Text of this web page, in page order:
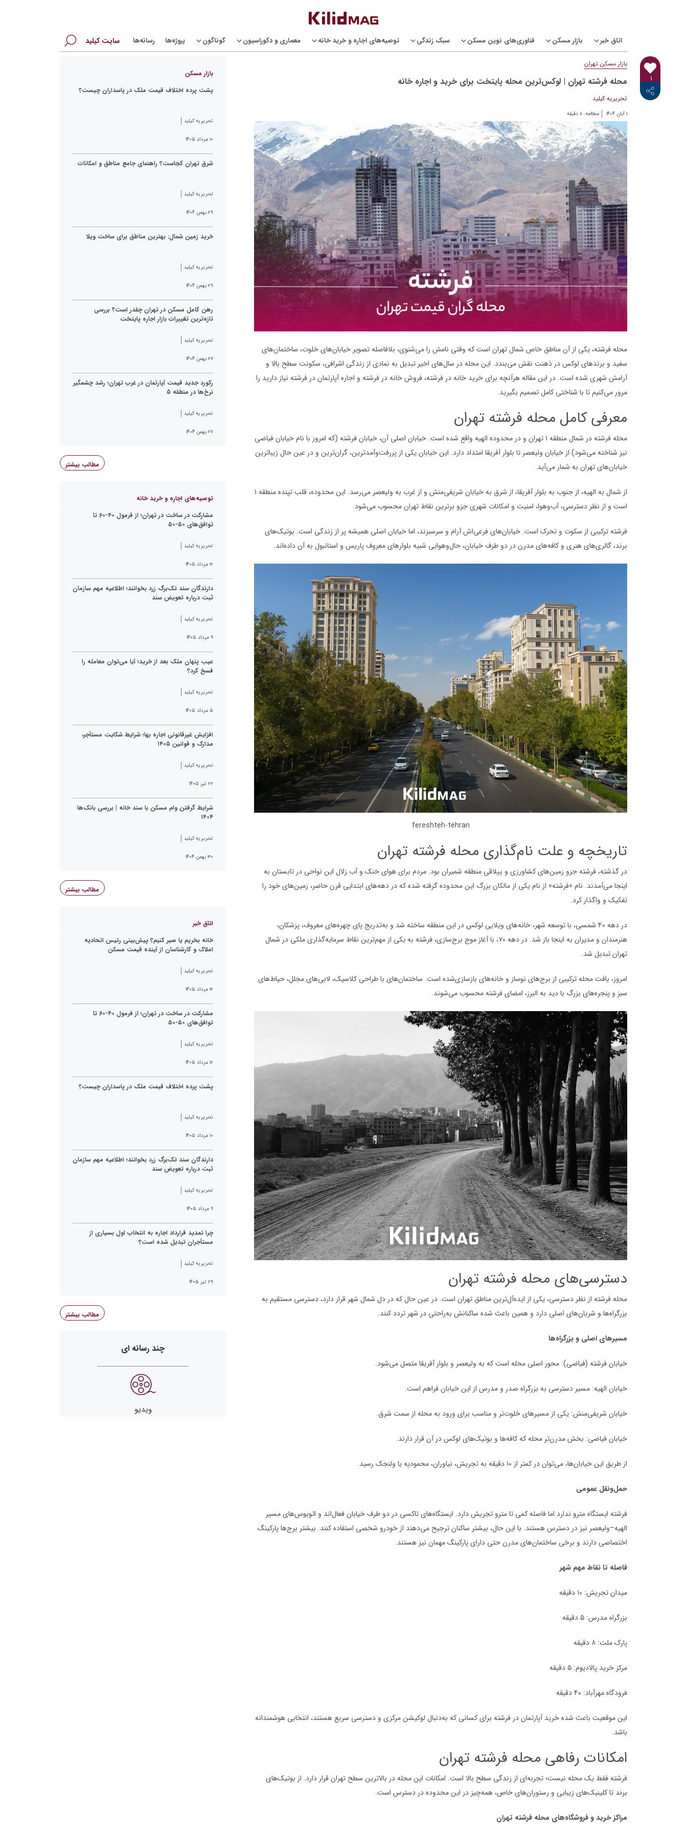
برای:
اتاق خبر بازار مسکن فناوری‌های نوین مسکن سبک زندگی توصیه‌های اجاره و خرید خانه معماری و دکوراسیون گوناگون پروژه‌ها رسانه‌ها سایت کیلید
۱
<i class="icon-twitter"></i>
<i class="icon-telegram-plane"></i>
<i class="icon-linkedin"></i>
بازار مسکن تهران
محله فرشته تهران | لوکس‌ترین محله پایتخت برای خرید و اجاره خانه
تحریریه کیلید
۱ آبان ۱۴۰۴ مطالعه: ۸ دقیقه
محله فرشته، یکی از آن مناطق خاص شمال تهران است که وقتی نامش را می‌شنوی، بلافاصله تصویر خیابان‌های خلوت، ساختمان‌های
سفید و برندهای لوکس در ذهنت نقش می‌بندد. این محله در سال‌های اخیر تبدیل به نمادی از زندگی اشرافی، سکونت سطح بالا و
آرامش شهری شده است. در این مقاله هرآنچه برای خرید خانه در فرشته، فروش خانه در فرشته و اجاره آپارتمان در فرشته نیاز دارید را
مرور می‌کنیم تا با شناختی کامل تصمیم بگیرید.
معرفی کامل محله فرشته تهران
محله فرشته در شمال منطقه ۱ تهران و در محدوده الهیه واقع شده است. خیابان اصلی آن، خیابان فرشته (که امروز با نام خیابان فیاضی
نیز شناخته می‌شود) از خیابان ولیعصر تا بلوار آفریقا امتداد دارد. این خیابان یکی از پررفت‌وآمدترین، گران‌ترین و در عین حال زیباترین
خیابان‌های تهران به شمار می‌آید.
از شمال به الهیه، از جنوب به بلوار آفریقا، از شرق به خیابان شریفی‌منش و از غرب به ولیعصر می‌رسد. این محدوده، قلب تپنده منطقه ۱
است و از نظر دسترسی، آب‌وهوا، امنیت و امکانات شهری جزو برترین نقاط تهران محسوب می‌شود.
فرشته ترکیبی از سکوت و تحرک است. خیابان‌های فرعی‌اش آرام و سرسبزند، اما خیابان اصلی همیشه پر از زندگی است. بوتیک‌های
برند، گالری‌های هنری و کافه‌های مدرن در دو طرف خیابان، حال‌و‌هوایی شبیه بلوارهای معروف پاریس و استانبول به آن داده‌اند.
fereshteh-tehran
تاریخچه و علت نام‌گذاری محله فرشته تهران
در گذشته، فرشته جزو زمین‌های کشاورزی و ییلاقی منطقه شمیران بود. مردم برای هوای خنک و آب زلال این نواحی در تابستان به
اینجا می‌آمدند. نام «فرشته» از نام یکی از مالکان بزرگ این محدوده گرفته شده که در دهه‌های ابتدایی قرن حاضر، زمین‌های خود را
تفکیک و واگذار کرد.
در دهه ۴۰ شمسی، با توسعه شهر، خانه‌های ویلایی لوکس در این منطقه ساخته شد و به‌تدریج پای چهره‌های معروف، پزشکان،
هنرمندان و مدیران به اینجا باز شد. در دهه ۷۰، با آغاز موج برج‌سازی، فرشته به یکی از مهم‌ترین نقاط سرمایه‌گذاری ملکی در شمال
تهران تبدیل شد.
امروز، بافت محله ترکیبی از برج‌های نوساز و خانه‌های بازسازی‌شده است. ساختمان‌های با طراحی کلاسیک، لابی‌های مجلل، حیاط‌های
سبز و پنجره‌های بزرگ با دید به البرز، امضای فرشته محسوب می‌شوند.
دسترسی‌های محله فرشته تهران
محله فرشته از نظر دسترسی، یکی از ایده‌آل‌ترین مناطق تهران است. در عین حال که در دل شمال شهر قرار دارد، دسترسی مستقیم به
بزرگراه‌ها و شریان‌های اصلی دارد و همین باعث شده ساکنانش به‌راحتی در شهر تردد کنند.
مسیرهای اصلی و بزرگراه‌ها
خیابان فرشته (فیاضی): محور اصلی محله است که به ولیعصر و بلوار آفریقا متصل می‌شود.
خیابان الهیه: مسیر دسترسی به بزرگراه صدر و مدرس از این خیابان فراهم است.
خیابان شریفی‌منش: یکی از مسیرهای خلوت‌تر و مناسب برای ورود به محله از سمت شرق.
خیابان فیاضی: بخش مدرن‌تر محله که کافه‌ها و بوتیک‌های لوکس در آن قرار دارند.
از طریق این خیابان‌ها، می‌توان در کمتر از ۱۰ دقیقه به تجریش، نیاوران، محمودیه یا ولنجک رسید.
حمل‌ونقل عمومی
فرشته ایستگاه مترو ندارد اما فاصله کمی تا مترو تجریش دارد. ایستگاه‌های تاکسی در دو طرف خیابان فعال‌اند و اتوبوس‌های مسیر
الهیه–ولیعصر نیز در دسترس هستند. با این حال، بیشتر ساکنان ترجیح می‌دهند از خودرو شخصی استفاده کنند. بیشتر برج‌ها پارکینگ
اختصاصی دارند و برخی ساختمان‌های مدرن حتی دارای پارکینگ مهمان نیز هستند.
فاصله تا نقاط مهم شهر
میدان تجریش: ۱۰ دقیقه
بزرگراه مدرس: ۵ دقیقه
پارک ملت: ۸ دقیقه
مرکز خرید پالادیوم: ۵ دقیقه
فرودگاه مهرآباد: ۴۰ دقیقه
این موقعیت باعث شده خرید آپارتمان در فرشته برای کسانی که به‌دنبال لوکیشن مرکزی و دسترسی سریع هستند، انتخابی هوشمندانه
باشد.
امکانات رفاهی محله فرشته تهران
فرشته فقط یک محله نیست؛ تجربه‌ای از زندگی سطح بالا است. امکانات این محله در بالاترین سطح تهران قرار دارد. از بوتیک‌های
برند تا کلینیک‌های زیبایی و رستوران‌های خاص، همه‌چیز در این محدوده در دسترس است.
مراکز خرید و فروشگاه‌های محله فرشته تهران
بازار مسکن
پشت پرده اختلاف قیمت ملک در پاسداران چیست؟
تحریریه کیلید
۱۰ مرداد ۱۴۰۵
شرق تهران کجاست؟ راهنمای جامع مناطق و امکانات
تحریریه کیلید
۲۹ بهمن ۱۴۰۴
خرید زمین شمال: بهترین مناطق برای ساخت ویلا
تحریریه کیلید
۲۹ بهمن ۱۴۰۴
رهن کامل مسکن در تهران چقدر است؟ بررسی
تازه‌ترین تغییرات بازار اجاره پایتخت
تحریریه کیلید
۲۷ بهمن ۱۴۰۴
رکورد جدید قیمت آپارتمان در غرب تهران؛ رشد چشمگیر
نرخ‌ها در منطقه ۵
تحریریه کیلید
۲۷ بهمن ۱۴۰۴
مطالب بیشتر
توصیه‌های اجاره و خرید خانه
مشارکت در ساخت در تهران؛ از فرمول ۴۰-۶۰ تا
توافق‌های ۵۰-۵۰
تحریریه کیلید
۱۲ مرداد ۱۴۰۵
دارندگان سند تک‌برگ زرد بخوانند؛ اطلاعیه مهم سازمان
ثبت درباره تعویض سند
تحریریه کیلید
۹ مرداد ۱۴۰۵
عیب پنهان ملک بعد از خرید؛ آیا می‌توان معامله را
فسخ کرد؟
تحریریه کیلید
۵ مرداد ۱۴۰۵
افزایش غیرقانونی اجاره بها؛ شرایط شکایت مستأجر،
مدارک و قوانین ۱۴۰۵
تحریریه کیلید
۲۲ تیر ۱۴۰۵
شرایط گرفتن وام مسکن با سند خانه | بررسی بانک‌ها
۱۴۰۴
تحریریه کیلید
۳۰ بهمن ۱۴۰۴
مطالب بیشتر
اتاق خبر
خانه بخریم یا صبر کنیم؟ پیش‌بینی رئیس اتحادیه
املاک و کارشناسان از آینده قیمت مسکن
تحریریه کیلید
۱۲ مرداد ۱۴۰۵
مشارکت در ساخت در تهران؛ از فرمول ۴۰-۶۰ تا
توافق‌های ۵۰-۵۰
تحریریه کیلید
۱۲ مرداد ۱۴۰۵
پشت پرده اختلاف قیمت ملک در پاسداران چیست؟
تحریریه کیلید
۱۰ مرداد ۱۴۰۵
دارندگان سند تک‌برگ زرد بخوانند؛ اطلاعیه مهم سازمان
ثبت درباره تعویض سند
تحریریه کیلید
۹ مرداد ۱۴۰۵
چرا تمدید قرارداد اجاره به انتخاب اول بسیاری از
مستأجران تبدیل شده است؟
تحریریه کیلید
۲۹ تیر ۱۴۰۵
مطالب بیشتر
چند رسانه ای
ویدیو